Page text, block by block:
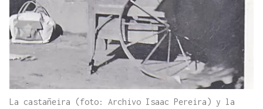
La castañeira (foto: Archivo Isaac Pereira) y la